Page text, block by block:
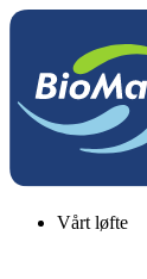
Vårt løfte